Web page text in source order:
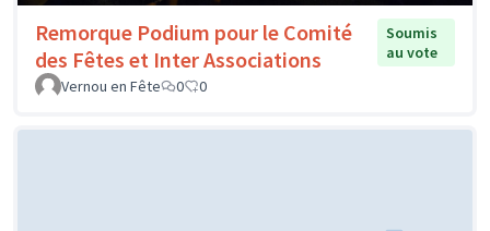
Remorque Podium pour le Comité
des Fêtes et Inter Associations
Soumis
au vote
Vernou en Fête
0 0